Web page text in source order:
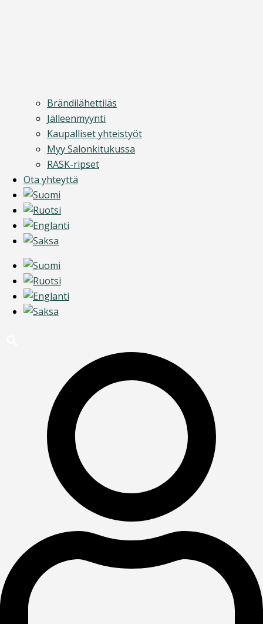
Brändilähettiläs
Jälleenmyynti
Kaupalliset yhteistyöt
Myy Salonkitukussa
RASK-ripset
Ota yhteyttä